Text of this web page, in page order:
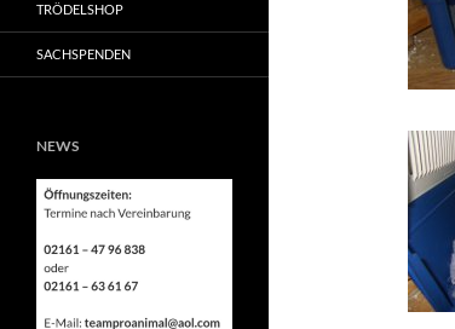
TRÖDELSHOP
SACHSPENDEN
NEWS